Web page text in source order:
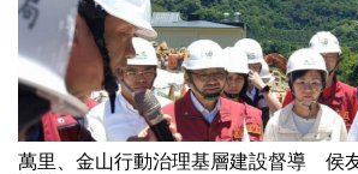
萬里、金山行動治理基層建設督導 侯